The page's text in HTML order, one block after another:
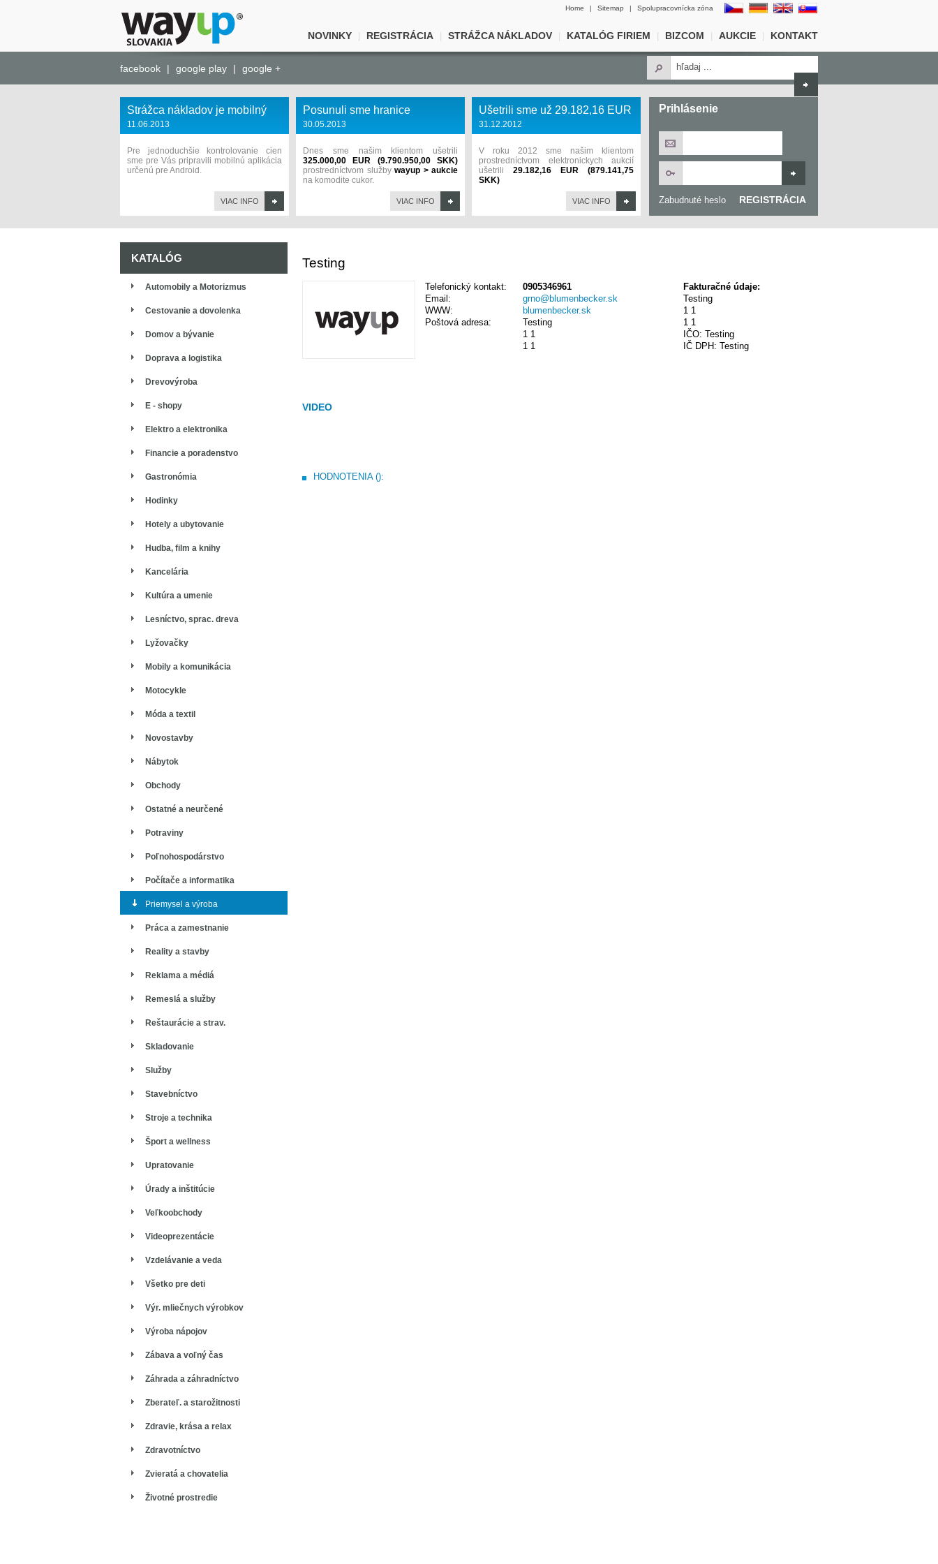
Home | Sitemap | Spolupracovnícka zóna
NOVINKY REGISTRÁCIA STRÁŽCA NÁKLADOV KATALÓG FIRIEM BIZCOM AUKCIE KONTAKT
facebook | google play | google +
Prihlásenie
Zabudnuté heslo REGISTRÁCIA
Strážca nákladov je mobilný
11.06.2013
Pre jednoduchšie kontrolovanie cien
sme pre Vás pripravili mobilnú aplikácia
určenú pre Android.
VIAC INFO
Posunuli sme hranice
30.05.2013
Dnes sme našim klientom ušetrili
325.000,00 EUR (9.790.950,00 SKK)
prostredníctvom služby wayup > aukcie
na komodite cukor.
VIAC INFO
Ušetrili sme už 29.182,16 EUR
31.12.2012
V roku 2012 sme našim klientom
prostredníctvom elektronickych aukcií
ušetrili 29.182,16 EUR (879.141,75
SKK)
VIAC INFO
KATALÓG
Automobily a Motorizmus
Cestovanie a dovolenka
Domov a bývanie
Doprava a logistika
Drevovýroba
E - shopy
Elektro a elektronika
Financie a poradenstvo
Gastronómia
Hodinky
Hotely a ubytovanie
Hudba, film a knihy
Kancelária
Kultúra a umenie
Lesníctvo, sprac. dreva
Lyžovačky
Mobily a komunikácia
Motocykle
Móda a textil
Novostavby
Nábytok
Obchody
Ostatné a neurčené
Potraviny
Poľnohospodárstvo
Počítače a informatika
Priemysel a výroba
Práca a zamestnanie
Reality a stavby
Reklama a médiá
Remeslá a služby
Reštaurácie a strav.
Skladovanie
Služby
Stavebníctvo
Stroje a technika
Šport a wellness
Upratovanie
Úrady a inštitúcie
Veľkoobchody
Videoprezentácie
Vzdelávanie a veda
Všetko pre deti
Výr. mliečnych výrobkov
Výroba nápojov
Zábava a voľný čas
Záhrada a záhradníctvo
Zberateľ. a starožitnosti
Zdravie, krása a relax
Zdravotníctvo
Zvieratá a chovatelia
Životné prostredie
Testing
Telefonický kontakt: 0905346961
Fakturačné údaje:
Testing
1 1
1 1
IČO: Testing
IČ DPH: Testing
Email:
grno@blumenbecker.sk
WWW:
blumenbecker.sk
Poštová adresa:
Testing
1 1
1 1
VIDEO
HODNOTENIA ():